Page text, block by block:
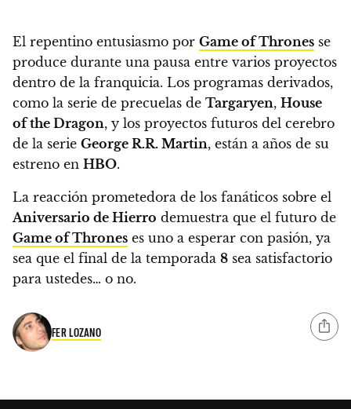
El repentino entusiasmo por Game of Thrones se
produce durante una pausa entre varios proyectos
dentro de la franquicia. Los programas derivados,
como la serie de precuelas de Targaryen, House
of the Dragon, y los proyectos futuros del cerebro
de la serie George R.R. Martin, están a años de su
estreno en HBO.
La reacción prometedora de los fanáticos sobre el
Aniversario de Hierro demuestra que el futuro de
Game of Thrones es uno a esperar con pasión, ya
sea que el final de la temporada 8 sea satisfactorio
para ustedes… o no.
FER LOZANO